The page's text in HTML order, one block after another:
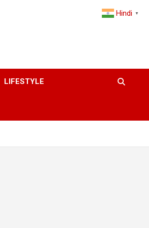
LIFESTYLE
Hindi ▼